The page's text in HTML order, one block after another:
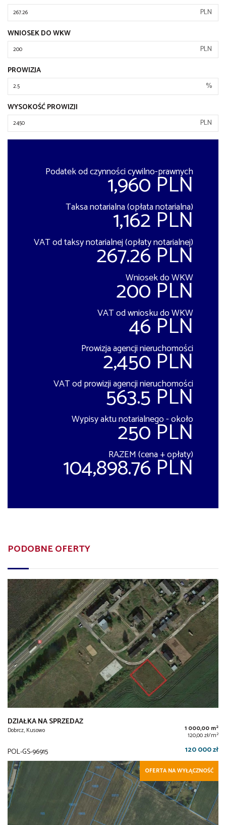
PLN
WNIOSEK DO WKW
PLN
PROWIZJA
%
WYSOKOŚĆ PROWIZJI
PLN
Podatek od czynności cywilno-prawnych
1,960 PLN
Taksa notarialna (opłata notarialna)
1,162 PLN
VAT od taksy notarialnej (opłaty notarialnej)
267.26 PLN
Wniosek do WKW
200 PLN
VAT od wniosku do WKW
46 PLN
Prowizja agencji nieruchomości
2,450 PLN
VAT od prowizji agencji nieruchomości
563.5 PLN
Wypisy aktu notarialnego - około
250 PLN
RAZEM (cena + opłaty)
104,898.76 PLN
PODOBNE OFERTY
DZIAŁKA NA SPRZEDAŻ
Dobrcz, Kusowo 1 000,00 m2
120,00 zł/m2
POL-GS-96915 120 000 zł
OFERTA NA WYŁĄCZNOŚĆ